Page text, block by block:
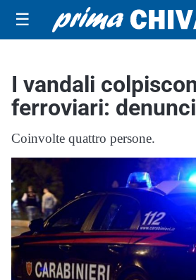
☰
I vandali
ferroviari:
Coinvolte quattro persone.